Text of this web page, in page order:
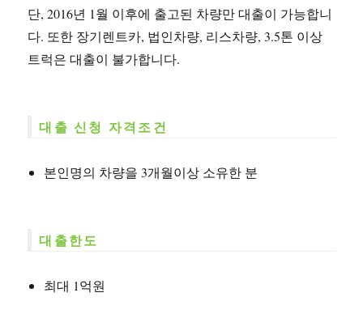
단, 2016년 1월 이후에 출고된 차량만 대출이 가능합니
다. 또한 장기렌트카, 법인차량, 리스차량, 3.5톤 이상
트럭은 대출이 불가합니다.
대출 신청 자격조건
본인명의 차량을 3개월이상 소유한 분
대출한도
최대 1억원